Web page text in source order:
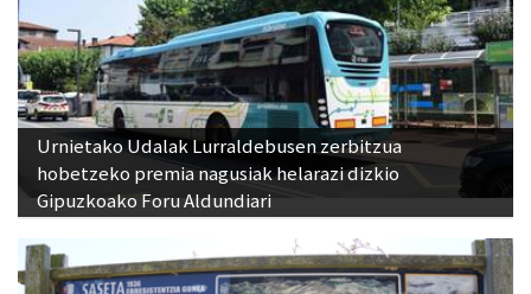
Urnietako Udalak Lurraldebusen zerbitzua
hobetzeko premia nagusiak helarazi dizkio
Gipuzkoako Foru Aldundiari